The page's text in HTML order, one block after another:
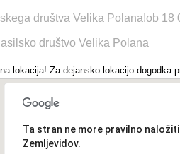
društva Velika Polana!ob 18
društvo Velika Polana
lokacija! Za dejansko lokacijo dogodka
Ta stran ne more pravilno
Zemljevidov.